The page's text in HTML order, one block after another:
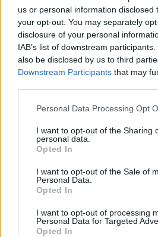
us or personal information disclosed
your opt-out. You may separately
disclosure of your personal
IAB’s list of downstream
also be disclosed by us to third
Downstream Participants that may
Personal Data Processing Opt
I want to opt-out of the Sharing
personal data.
Opted In
I want to opt-out of the Sale of
Personal Data.
Opted In
I want to opt-out of processing
Personal Data for Targeted
Opted In
Δεν υπάρχει καμία σκέψη για
της στην εν λόγω εταιρεία,
διάφορα δημοσιεύματα το
Αντιθέτως, επιδίωξη της
ανάπτυξη της ΜΙΧΑΗΛ
ΕΛΛΗΝΙΚΗ ΖΥΜΗ στην Ελλάδα